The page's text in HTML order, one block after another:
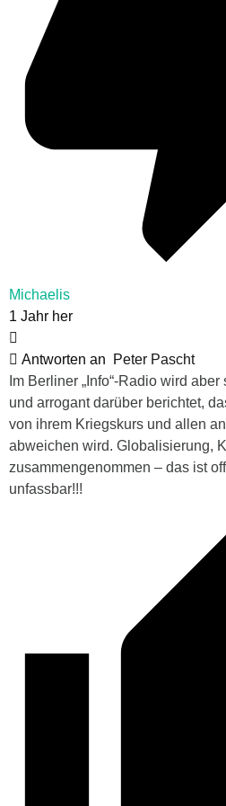
Michaelis
1 Jahr her
Antworten an
Peter Pascht
Im Berliner „Info“-Radio wird
und arrogant darüber berichtet,
von ihrem Kriegskurs und allen
abweichen wird. Globalisierung,
zusammengenommen – das ist
unfassbar!!!